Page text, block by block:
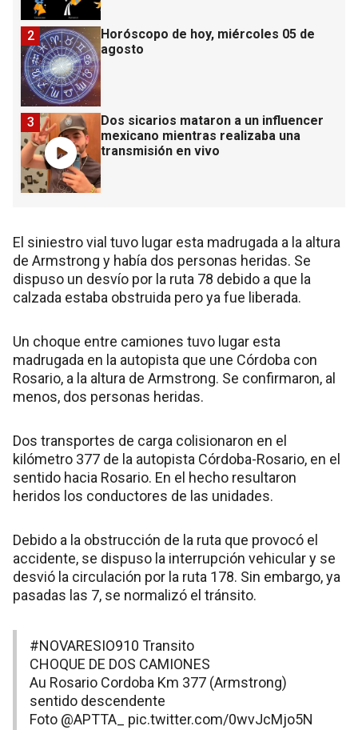
Horóscopo de hoy, miércoles 05 de
agosto
2
Dos sicarios mataron a un influencer
mexicano mientras realizaba una
transmisión en vivo
3
El siniestro vial tuvo lugar esta madrugada a la altura
de Armstrong y había dos personas heridas. Se
dispuso un desvío por la ruta 78 debido a que la
calzada estaba obstruida pero ya fue liberada.
Un choque entre camiones tuvo lugar esta
madrugada en la autopista que une Córdoba con
Rosario, a la altura de Armstrong. Se confirmaron, al
menos, dos personas heridas.
Dos transportes de carga colisionaron en el
kilómetro 377 de la autopista Córdoba-Rosario, en el
sentido hacia Rosario. En el hecho resultaron
heridos los conductores de las unidades.
Debido a la obstrucción de la ruta que provocó el
accidente, se dispuso la interrupción vehicular y se
desvió la circulación por la ruta 178. Sin embargo, ya
pasadas las 7, se normalizó el tránsito.
#NOVARESIO910 Transito
CHOQUE DE DOS CAMIONES
Au Rosario Cordoba Km 377 (Armstrong)
sentido descendente
Foto @APTTA_ pic.twitter.com/0wvJcMjo5N